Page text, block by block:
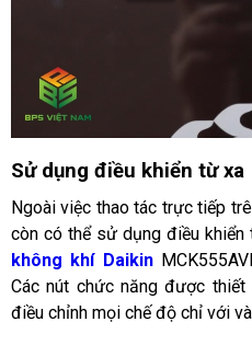
Sử dụng điều khiển từ xa
Ngoài việc thao tác trực tiếp
còn có thể sử dụng điều
không khí Daikin
Các nút chức năng được
điều chỉnh mọi chế độ chỉ với